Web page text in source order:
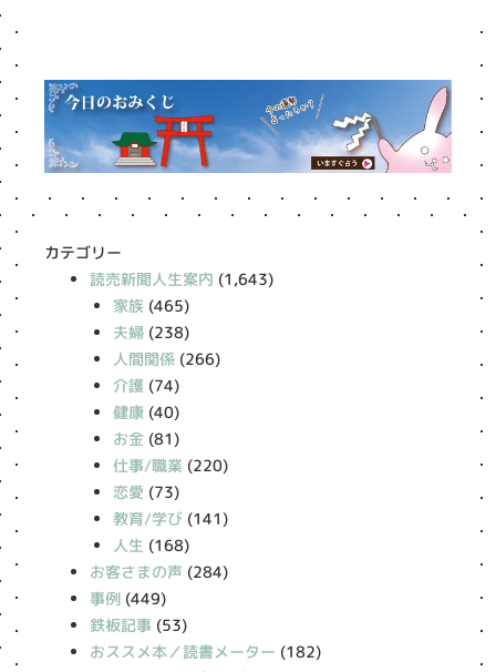
カテゴリー
読売新聞人生案内 (1,643)
家族(465)
夫婦(238)
人間関係(266)
介護 (74)
健康(40)
お金(81)
仕事/職業 (220)
恋愛 (73)
教育/学び(141)
人生 (168)
お客さまの声 (284)
事例 (449)
鉄板記事 (53)
おススメ本／読書メーター (182)